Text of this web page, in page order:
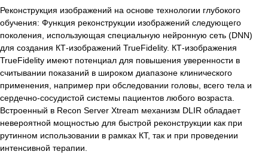
Реконструкция изображений на основе технологии глубокого
обучения: Функция реконструкции изображений следующего
поколения, использующая специальную нейронную сеть (DNN)
для создания КТ-изображений TrueFidelity. КТ-изображения
TrueFidelity имеют потенциал для повышения уверенности в
считывании показаний в широком диапазоне клинического
применения, например при обследовании головы, всего тела и
сердечно-сосудистой системы пациентов любого возраста.
Встроенный в Recon Server Xtream механизм DLIR обладает
невероятной мощностью для быстрой реконструкции как при
рутинном использовании в рамках КТ, так и при проведении
интенсивной терапии.